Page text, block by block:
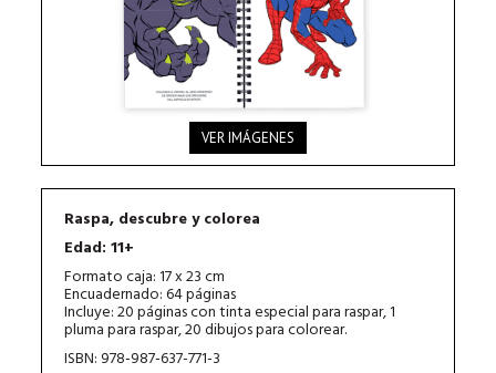
VER IMÁGENES
Raspa, descubre y colorea
Edad: 11+
Formato caja: 17 x 23 cm
Encuadernado: 64 páginas
Incluye: 20 páginas con tinta especial para raspar, 1
pluma para raspar, 20 dibujos para colorear.
ISBN: 978-987-637-771-3